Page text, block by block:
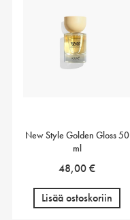
New Style Golden Gloss 50
ml
48,00€
Lisää ostoskoriin